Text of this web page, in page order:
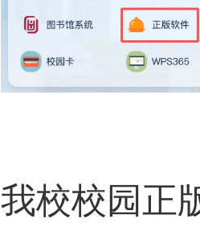
我校校园正